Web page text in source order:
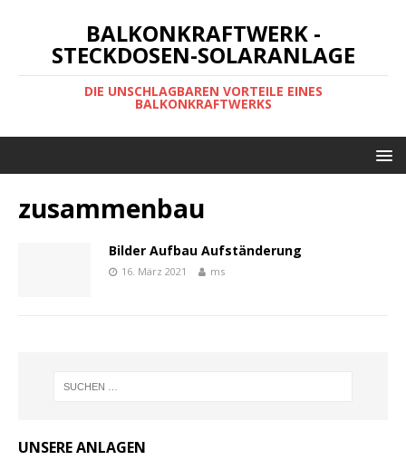
BALKONKRAFTWERK -
STECKDOSEN-SOLARANLAGE
DIE UNSCHLAGBAREN VORTEILE EINES
BALKONKRAFTWERKS
zusammenbau
Bilder Aufbau Aufständerung
16. März 2021 ms
UNSERE ANLAGEN